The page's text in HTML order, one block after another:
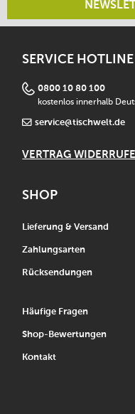
SERVICE HOTLINE
0800 10 80 100
kostenlos innerhalb
service@tischwelt.de
VERTRAG
SHOP
Lieferung & Versand
Zahlungsarten
Rücksendungen
Häufige Fragen
Shop-Bewertungen
Kontakt